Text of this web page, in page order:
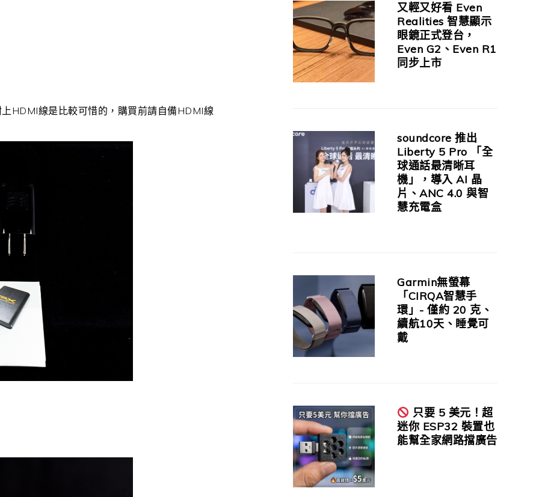
HDMI線是比較可惜的，購買前請自備HDMI線
又輕又好看 Even
Realities 智慧顯示
眼鏡正式登台，
Even G2、Even R1
同步上市
soundcore 推出
Liberty 5 Pro 「全
球通話最清晰耳
機」，導入 AI 晶
片、ANC 4.0 與智
慧充電盒
Garmin無螢幕
「CIRQA智慧手
環」- 僅約 20 克、
續航10天、睡覺可
戴
只要 5 美元！超
迷你 ESP32 裝置也
能幫全家網路擋廣告